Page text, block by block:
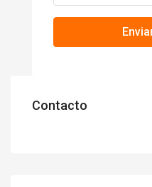
Contacto